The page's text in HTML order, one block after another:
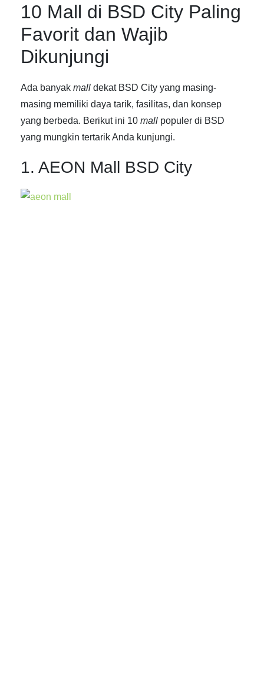
10 Mall di BSD City Paling
Favorit dan Wajib
Dikunjungi
Ada banyak mall dekat BSD City yang masing-
masing memiliki daya tarik, fasilitas, dan konsep
yang berbeda. Berikut ini 10 mall populer di BSD
yang mungkin tertarik Anda kunjungi.
1. AEON Mall BSD City